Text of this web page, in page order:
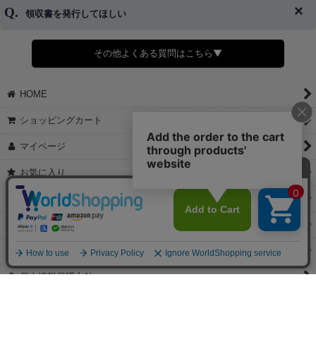
＞詳細は画像をタップ＜
◆商品発送前の変更は承っております。
さい。
領収書を発行してほしい
◆領収書はご希望頂いた場合のみ発行しております。
【これからご注文する場合】
STEP2「お届け先・お支払い」ページにて備考欄に下記の記載をお
願いします。
②宛名（空欄は上様は不可）
③但し書き（空欄やお品代は不可）
【すでにご注文が完了している場合】
①お電話・メール・LINEにて領収書希望の連絡をお願い致します
②後日、郵送にて領収書を送らせて頂きます。
①マイページから購入履歴→購入内容→領収書発行を選択。
②後日、郵送にて領収書を送らせて頂きます。
その他よくある質問はこちら▼
HOME
ショッピングカート
マイページ
お気に入り
特定商取引法表示
ご利用案内
お問い合せ
個人情報保護方針